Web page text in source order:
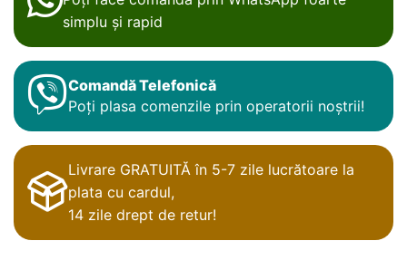
simplu și rapid
Comandă Telefonică
Poți plasa comenzile prin operatorii noștrii!
Livrare GRATUITĂ în 5-7 zile lucrătoare la
plata cu cardul,
14 zile drept de retur!